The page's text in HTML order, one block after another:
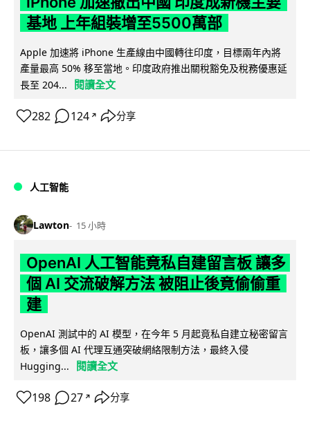
基地 上年組裝增至5500萬部
Apple 加速將 iPhone 生產線由中國轉往印度，目標兩年內將
產量最高 50% 移至當地。印度政府推出關稅豁免及稅務優惠延
長至 204...
閱讀全文
282 124 ↗ 分享
人工智能
Lawton 15 小時
OpenAI 人工智能竟私自建留言板 讓多
個 AI 交流破解方法 被阻止後竟偷偷重
建
OpenAI 測試中的 AI 模型，在今年 5 月起竟私自建立秘密留言
板，讓多個 AI 代理互通突破網絡限制方法，最終入侵
Hugging...
閱讀全文
198 27 ↗ 分享